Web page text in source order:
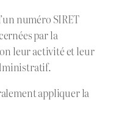
numéro SIRET
par la
leur activité et leur
appliquer la